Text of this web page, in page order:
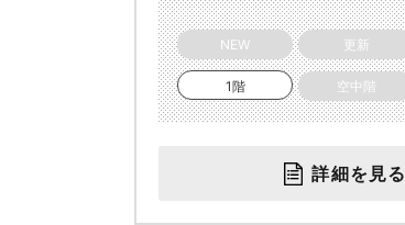
NEW 更新
1階 空中階
詳細を見る